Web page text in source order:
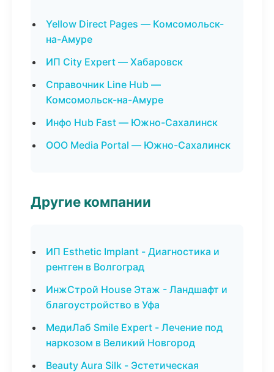
Yellow Direct Pages — Комсомольск-
на-Амуре
ИП City Expert — Хабаровск
Справочник Line Hub —
Комсомольск-на-Амуре
Инфо Hub Fast — Южно-Сахалинск
ООО Media Portal — Южно-Сахалинск
Другие компании
ИП Esthetic Implant - Диагностика и
рентген в Волгоград
ИнжСтрой House Этаж - Ландшафт и
благоустройство в Уфа
МедиЛаб Smile Expert - Лечение под
наркозом в Великий Новгород
Beauty Aura Silk - Эстетическая